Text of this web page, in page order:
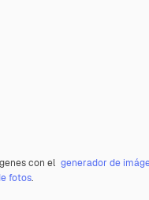
con el generador de
fotos.